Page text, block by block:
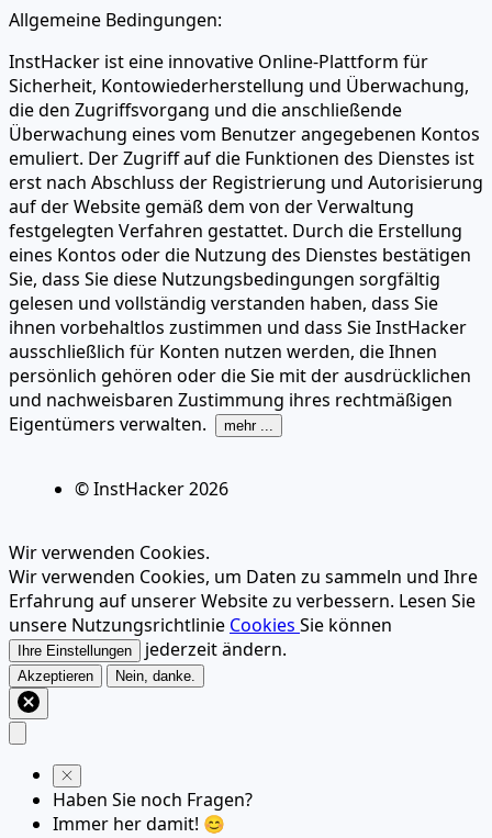
Allgemeine Bedingungen:
InstHacker ist eine innovative Online-Plattform für
Sicherheit, Kontowiederherstellung und Überwachung,
die den Zugriffsvorgang und die anschließende
Überwachung eines vom Benutzer angegebenen Kontos
emuliert. Der Zugriff auf die Funktionen des Dienstes ist
erst nach Abschluss der Registrierung und Autorisierung
auf der Website gemäß dem von der Verwaltung
festgelegten Verfahren gestattet. Durch die Erstellung
eines Kontos oder die Nutzung des Dienstes bestätigen
Sie, dass Sie diese Nutzungsbedingungen sorgfältig
gelesen und vollständig verstanden haben, dass Sie
ihnen vorbehaltlos zustimmen und dass Sie InstHacker
ausschließlich für Konten nutzen werden, die Ihnen
persönlich gehören oder die Sie mit der ausdrücklichen
und nachweisbaren Zustimmung ihres rechtmäßigen
Eigentümers verwalten.
mehr ...
© InstHacker2026
Wir verwenden Cookies.
Wir verwenden Cookies, um Daten zu sammeln und Ihre
Erfahrung auf unserer Website zu verbessern. Lesen Sie
unsere Nutzungsrichtlinie Cookies Sie können
Ihre Einstellungen jederzeit ändern.
Akzeptieren Nein, danke.
Haben Sie noch Fragen?
Immer her damit! 😊